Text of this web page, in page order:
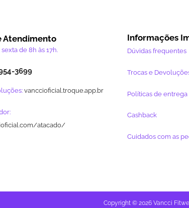
Atendimento
de 8h às 17h.
3699
vanccioficial.troque.app.br
atacado/
Informações
Dúvidas frequentes
Trocas e
Políticas de entrega
Cashback
Cuidados com as
Copyright © 2026 Vancci